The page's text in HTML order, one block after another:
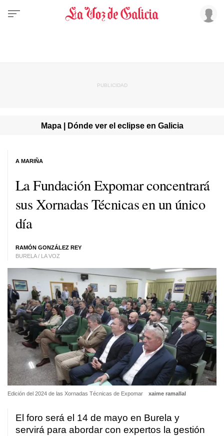
Mapa | Dónde ver el eclipse en Galicia
La Fundación Expomar concentrará
sus Xornadas Técnicas en un único
día
RAMÓN GONZÁLEZ REY
BURELA / LA VOZ
A MARIÑA
Edición del 2024 de las Xornadas Técnicas de Expomar xaime ramallal
El foro será el 14 de mayo en Burela y
servirá para abordar con expertos la gestión